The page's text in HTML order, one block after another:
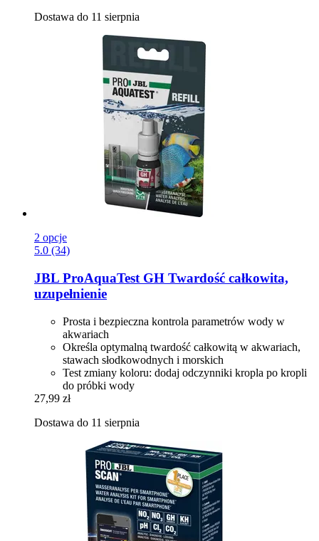
Dostawa do 11 sierpnia
2 opcje
5.0 (34)
JBL ProAquaTest GH Twardość całkowita,
uzupełnienie
Prosta i bezpieczna kontrola parametrów wody w
akwariach
Określa optymalną twardość całkowitą w akwariach,
stawach słodkowodnych i morskich
Test zmiany koloru: dodaj odczynniki kropla po kropli
do próbki wody
27,99 zł
Dostawa do 11 sierpnia